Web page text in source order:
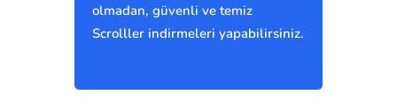
olmadan, güvenli ve temiz
Scrolller indirmeleri yapabilirsiniz.